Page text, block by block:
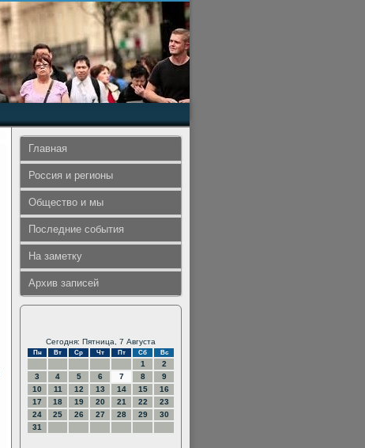
Главная
Россия и регионы
Общество и мы
Последние события
На заметку
Архив записей
Сегодня: Пятница, 7 Августа
Пн Вт Ср Чт Пт Сб Вс
1
2
3
4 5 6 7 8
9
10
11 12 13 14 15
16
17
18 19 20 21 22
23
24
25 26 27 28 29
30
31